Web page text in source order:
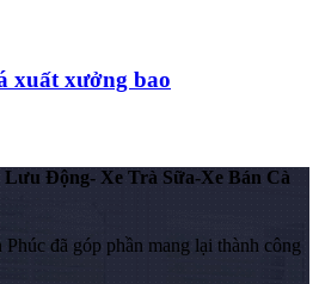
xuất xưởng bao
Lưu Động- Xe Trà Sữa-Xe Bán Cà
đã góp phần mang lại thành công